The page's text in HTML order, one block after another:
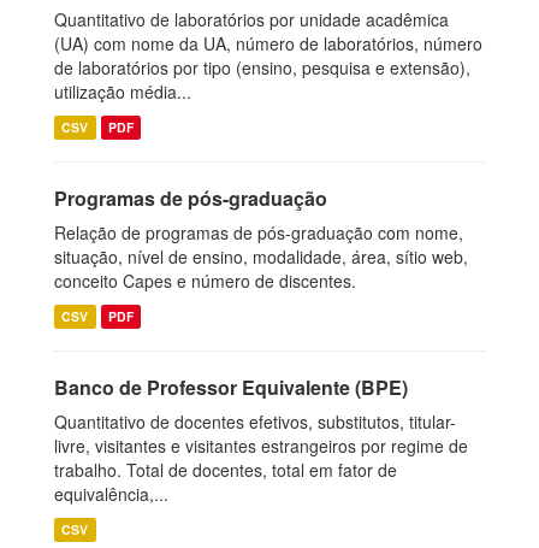
Quantitativo de laboratórios por unidade acadêmica
(UA) com nome da UA, número de laboratórios, número
de laboratórios por tipo (ensino, pesquisa e extensão),
utilização média...
CSV PDF
Programas de pós-graduação
Relação de programas de pós-graduação com nome,
situação, nível de ensino, modalidade, área, sítio web,
conceito Capes e número de discentes.
CSV PDF
Banco de Professor Equivalente (BPE)
Quantitativo de docentes efetivos, substitutos, titular-
livre, visitantes e visitantes estrangeiros por regime de
trabalho. Total de docentes, total em fator de
equivalência,...
CSV